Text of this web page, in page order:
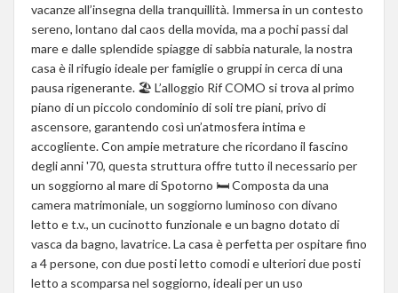
vacanze all’insegna della tranquillità. Immersa in un contesto
sereno, lontano dal caos della movida, ma a pochi passi dal
mare e dalle splendide spiagge di sabbia naturale, la nostra
casa è il rifugio ideale per famiglie o gruppi in cerca di una
pausa rigenerante. 🏖 L’alloggio Rif COMO si trova al primo
piano di un piccolo condominio di soli tre piani, privo di
ascensore, garantendo così un’atmosfera intima e
accogliente. Con ampie metrature che ricordano il fascino
degli anni '70, questa struttura offre tutto il necessario per
un soggiorno al mare di Spotorno 🛏 Composta da una
camera matrimoniale, un soggiorno luminoso con divano
letto e t.v., un cucinotto funzionale e un bagno dotato di
vasca da bagno, lavatrice. La casa è perfetta per ospitare fino
a 4 persone, con due posti letto comodi e ulteriori due posti
letto a scomparsa nel soggiorno, ideali per un uso